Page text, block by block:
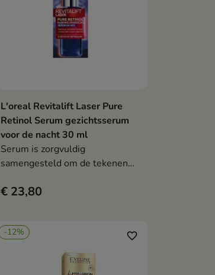
In winkelwagen
L'oreal Revitalift Laser Pure
Retinol Serum gezichtsserum
voor de nacht 30 ml
Serum is zorgvuldig
samengesteld om de tekenen
verminderen
€ 23,80
-12% favorite_border